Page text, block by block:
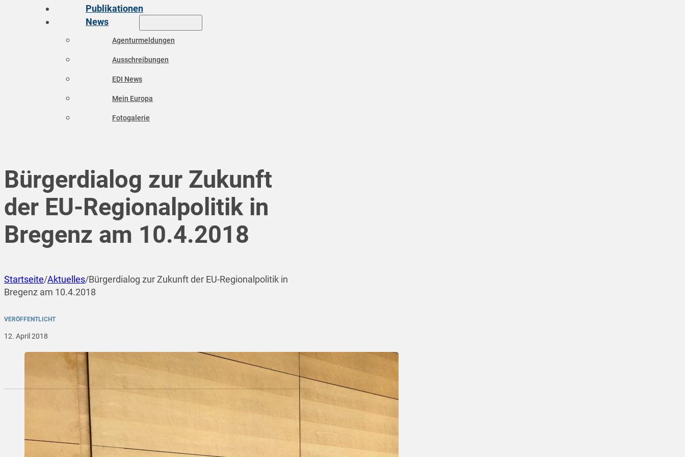
Publikationen
News
Agenturmeldungen
Ausschreibungen
EDI News
Mein Europa
Fotogalerie
Bürgerdialog zur Zukunft
der EU-Regionalpolitik in
Bregenz am 10.4.2018
Startseite/Aktuelles/Bürgerdialog zur Zukunft der EU-Regionalpolitik in
Bregenz am 10.4.2018
VERÖFFENTLICHT
12. April 2018